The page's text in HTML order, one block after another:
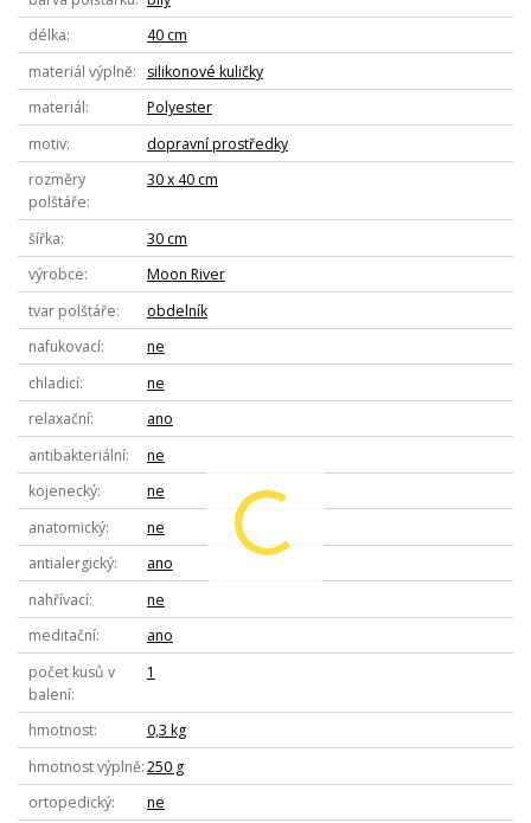
délka
40 cm
materiál výplně
silikonové kuličky
materiál
Polyester
motiv
dopravní prostředky
rozměry
polštáře
30 x 40 cm
šířka
30 cm
výrobce
Moon River
tvar polštáře
obdelník
nafukovací
ne
chladicí
ne
relaxační
ano
antibakteriální
ne
kojenecký
ne
anatomický
ne
antialergický
ano
nahřívací
ne
meditační
ano
počet kusů v
balení
1
hmotnost
0,3 kg
hmotnost výplně 250 g
ortopedický
ne